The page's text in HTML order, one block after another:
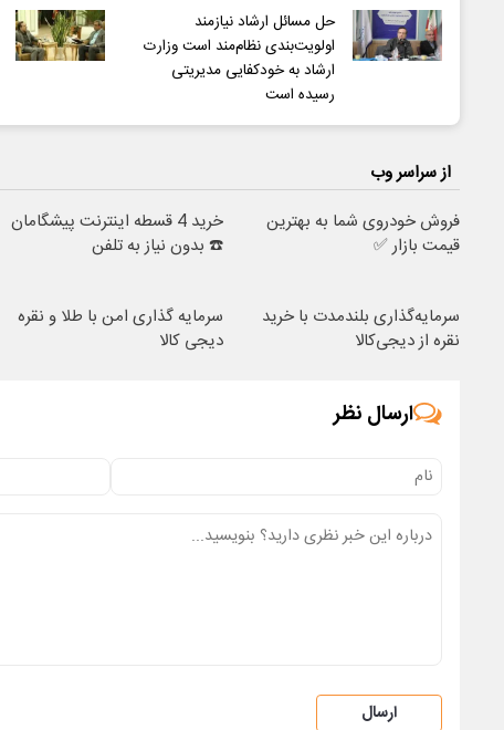
حل مسائل ارشاد نیازمند
اولویت‌بندی نظام‌مند است وزارت
ارشاد به خودکفایی مدیریتی
رسیده است
از سراسر وب
فروش خودروی شما به بهترین
قیمت بازار ✅
خرید 4 قسطه اینترنت پیشگامان
☎️ بدون نیاز به تلفن
سرمایه‌گذاری بلندمدت با خرید
نقره از دیجی‌کالا
سرمایه گذاری امن با طلا و نقره
دیجی کالا
ارسال نظر
ارسال